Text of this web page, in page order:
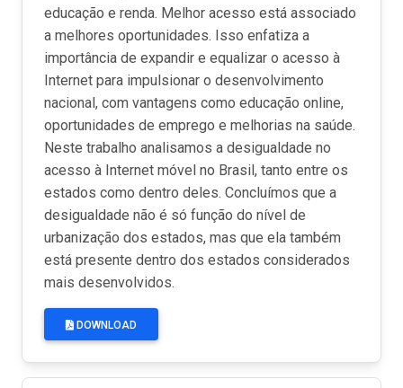
educação e renda. Melhor acesso está associado
a melhores oportunidades. Isso enfatiza a
importância de expandir e equalizar o acesso à
Internet para impulsionar o desenvolvimento
nacional, com vantagens como educação online,
oportunidades de emprego e melhorias na saúde.
Neste trabalho analisamos a desigualdade no
acesso à Internet móvel no Brasil, tanto entre os
estados como dentro deles. Concluímos que a
desigualdade não é só função do nível de
urbanização dos estados, mas que ela também
está presente dentro dos estados considerados
mais desenvolvidos.
DOWNLOAD